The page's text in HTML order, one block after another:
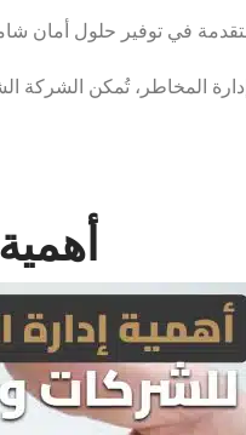
المخاطر، تُمكن الشركة